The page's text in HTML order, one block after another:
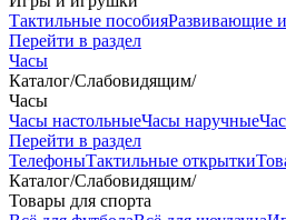
Тактильные пособияРазвивающие
Перейти в раздел
Часы
Каталог/Слабовидящим/
Часы
Часы настольныеЧасы наручные
Перейти в раздел
ТелефоныТактильные открытки
Каталог/Слабовидящим/
Товары для спорта